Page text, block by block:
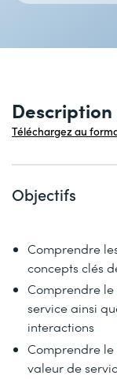
Téléchargez au
Objectifs
Comprendre
concepts clés
Comprendre
service ainsi
interactions
Comprendre le
valeur de